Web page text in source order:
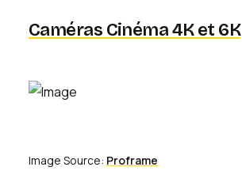
Caméras Cinéma 4K et 6K
Image Source: Proframe